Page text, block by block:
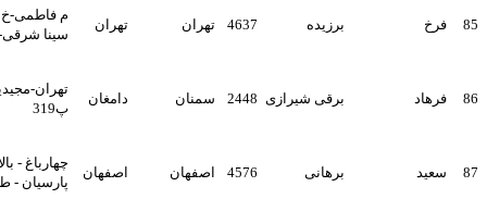
برزیده 4637 تهران تهران
م فاطمی-خ چهلستون-بو علی
سینا شرقی- پ40-واحد5
برقی شیرازی 2448 سمنان دامغان
تهران-مجیدیه-14متری لشکر-
برهانی 4576 اصفهان اصفهان
چهارباغ - بالاتر از مجتمع
پارسیان - ط2 واحد 406